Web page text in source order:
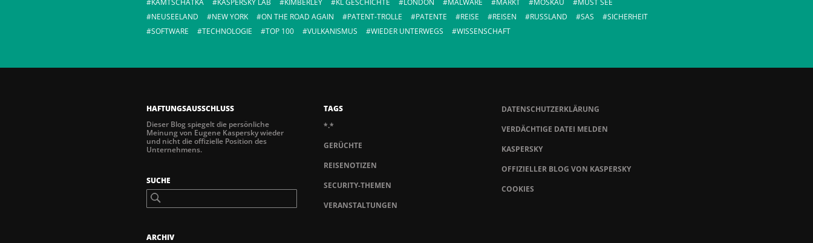
KAMTSCHATKA
KASPERSKY LAB KIMBERLEY KL GESCHICHTE LONDON MALWARE MARKT MOSKAU
MUST SEE
NEUSEELAND
NEW YORK ON THE ROAD AGAIN PATENT-TROLLE PATENTE REISE REISEN RUSSLAND SAS
SICHERHEIT
SOFTWARE
TECHNOLOGIE TOP 100 VULKANISMUS WIEDER UNTERWEGS WISSENSCHAFT
HAFTUNGSAUSSCHLUSS
Dieser Blog spiegelt die persönliche
Meinung von Eugene Kaspersky wieder
und nicht die offizielle Position des
Unternehmens.
SUCHE
ARCHIV
TAGS
*.*
GERÜCHTE
REISENOTIZEN
SECURITY-THEMEN
VERANSTALTUNGEN
DATENSCHUTZERKLÄRUNG
VERDÄCHTIGE DATEI MELDEN
KASPERSKY
OFFIZIELLER BLOG VON KASPERSKY
COOKIES